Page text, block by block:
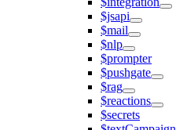
$jsapi
$mail
$nlp
$prompter
$pushgate
$rag
$reactions
$secrets